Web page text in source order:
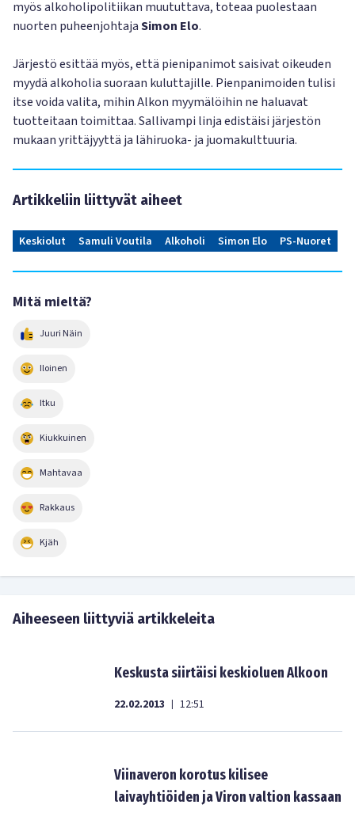
myös alkoholipolitiikan muututtava, toteaa puolestaan
nuorten puheenjohtajaSimon Elo.
Järjestö esittää myös, että pienipanimot saisivat oikeuden
myydä alkoholia suoraan kuluttajille. Pienpanimoiden tulisi
itse voida valita, mihin Alkon myymälöihin ne haluavat
tuotteitaan toimittaa. Sallivampi linja edistäisi järjestön
mukaan yrittäjyyttä ja lähiruoka- ja juomakulttuuria.
Artikkeliin liittyvät aiheet
Keskiolut Samuli Voutila Alkoholi Simon Elo PS-Nuoret
Mitä mieltä?
Juuri Näin
Iloinen
Itku
Kiukkuinen
Mahtavaa
Rakkaus
Kjäh
Aiheeseen liittyviä artikkeleita
Keskusta siirtäisi keskioluen Alkoon
22.02.2013 | 12:51
Viinaveron korotus kilisee
laivayhtiöiden ja Viron valtion kassaan